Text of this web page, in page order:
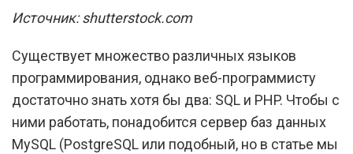
Источник: shutterstock.com
Существует множество различных языков
программирования, однако веб-программисту
достаточно знать хотя бы два: SQL и PHP. Чтобы с
ними работать, понадобится сервер баз данных
MySQL (PostgreSQL или подобный, но в статье мы